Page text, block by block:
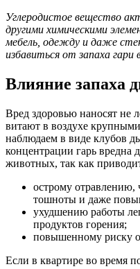
Углеродистое вещество
другими химическими
мебель, одежду и даже
избавиться от запаха гари
Влияние запаха
Вред здоровью наносят не
витают в воздухе
наблюдаем в виде клубов
концентрации гарь вредна
животных, так как
острому отравлению,
тошноты и даже
ухудшению работы
продуктов горения;
повышенному риску
Если в квартире во время